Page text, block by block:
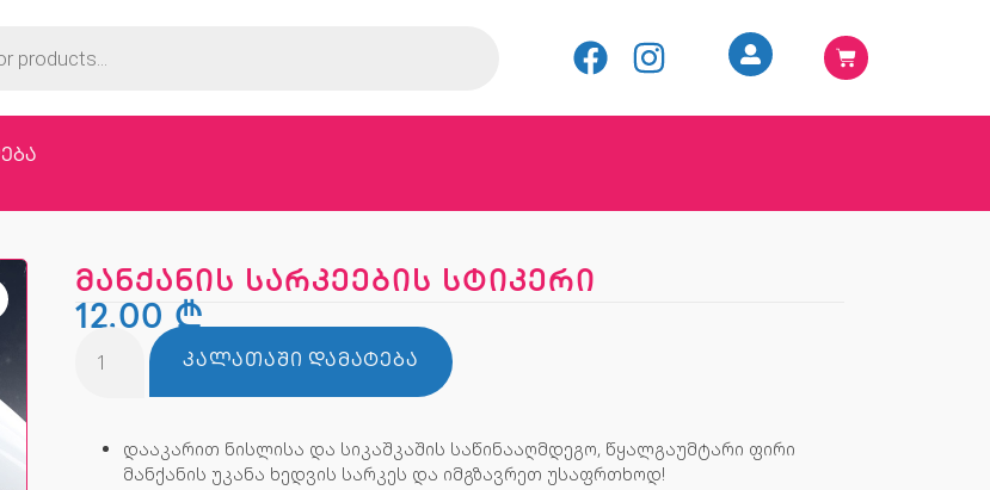
მანქანის სარკეების სტიკერი
12,00₾
ᲙᲐᲚᲐᲗᲐᲨᲘ ᲓᲐᲛᲐᲢᲔᲑᲐ
დააკარით ნისლისა და სიკაშკაშის საწინააღმდეგო, წყალგაუმტარი ფირი
მანქანის უკანა ხედვის სარკეს და იმგზავრეთ უსაფრთხოდ!